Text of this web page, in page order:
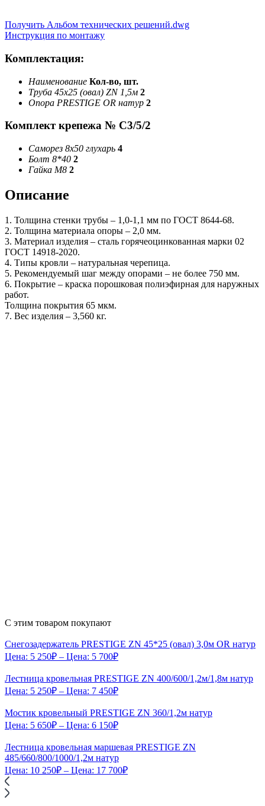
Получить Альбом технических решений.dwg
Инструкция по монтажу
Комплектация:
Наименование Кол-во, шт.
Труба 45х25 (овал) ZN 1,5м 2
Опора PRESTIGE OR натур 2
Комплект крепежа № С3/5/2
Саморез 8х50 глухарь 4
Болт 8*40 2
Гайка М8 2
Описание
1. Толщина стенки трубы – 1,0-1,1 мм по ГОСТ 8644-68.
2. Толщина материала опоры – 2,0 мм.
3. Материал изделия – сталь горячеоцинкованная марки 02
ГОСТ 14918-2020.
4. Типы кровли – натуральная черепица.
5. Рекомендуемый шаг между опорами – не более 750 мм.
6. Покрытие – краска порошковая полиэфирная для наружных
работ.
Толщина покрытия 65 мкм.
7. Вес изделия – 3,560 кг.
С этим товаром покупают
Снегозадержатель PRESTIGE ZN 45*25 (овал) 3,0м OR натур
Цена: 5 250₽ – Цена: 5 700₽
Лестница кровельная PRESTIGE ZN 400/600/1,2м/1,8м натур
Цена: 5 250₽ – Цена: 7 450₽
Мостик кровельный PRESTIGE ZN 360/1,2м натур
Цена: 5 650₽ – Цена: 6 150₽
Лестница кровельная маршевая PRESTIGE ZN
485/660/800/1000/1,2м натур
Цена: 10 250₽ – Цена: 17 700₽